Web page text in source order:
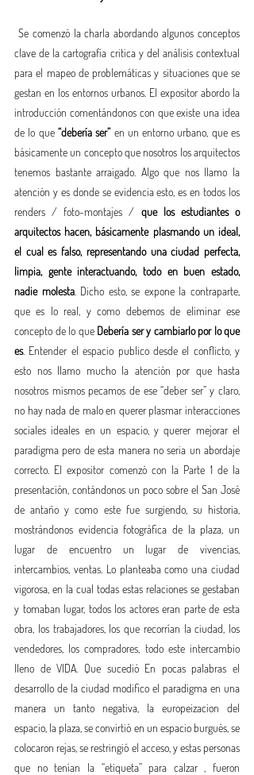
clave de la cartografía critica y del análisis contextual
para el mapeo de problemáticas y situaciones que se
gestan en los entornos urbanos. El expositor abordo la
introducción comentándonos con que existe una idea
de lo que “debería ser” en un entorno urbano, que es
básicamente un concepto que nosotros los arquitectos
tenemos bastante arraigado. Algo que nos llamo la
atención y es donde se evidencia esto, es en todos los
renders / foto-montajes / que los estudiantes o
arquitectos hacen, básicamente plasmando un ideal,
el cual es falso, representando una ciudad perfecta,
limpia, gente interactuando, todo en buen estado,
nadie molesta. Dicho esto, se expone la contraparte,
que es lo real, y como debemos de eliminar ese
concepto de lo que Debería ser y cambiarlo por lo que
es. Entender el espacio publico desde el conflicto, y
esto nos llamo mucho la atención por que hasta
nosotros mismos pecamos de ese “deber ser” y claro,
no hay nada de malo en querer plasmar interacciones
sociales ideales en un espacio, y querer mejorar el
paradigma pero de esta manera no seria un abordaje
correcto. El expositor comenzó con la Parte 1 de la
presentación, contándonos un poco sobre el San José
de antaño y como este fue surgiendo, su historia,
mostrándonos evidencia fotográfica de la plaza, un
lugar de encuentro un lugar de vivencias,
intercambios, ventas. Lo planteaba como una ciudad
vigorosa, en la cual todas estas relaciones se gestaban
y tomaban lugar, todos los actores eran parte de esta
obra, los trabajadores, los que recorrían la ciudad, los
vendedores, los compradores, todo este intercambio
lleno de VIDA. Que sucedió En pocas palabras el
desarrollo de la ciudad modifico el paradigma en una
manera un tanto negativa, la europeizacion del
espacio, la plaza, se convirtió en un espacio burgués, se
colocaron rejas, se restringió el acceso, y estas personas
que no tenían la “etiqueta” para calzar , fueron